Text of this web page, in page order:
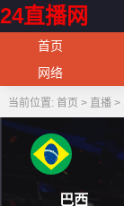
24直播网
首页
网络
当前位置: 首页 > 直播>